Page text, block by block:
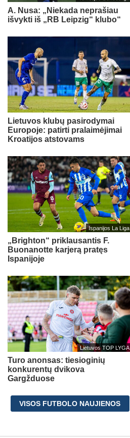
A. Nusa: „Niekada neprašiau
išvykti iš „RB Leipzig“ klubo“
Lietuvos klubų pasirodymai
Europoje: patirti pralaimėjimai
Kroatijos atstovams
Ispanijos La Liga
„Brighton“ priklausantis F.
Buonanotte karjerą pratęs
Ispanijoje
Lietuvos TOP LYGA
Turo anonsas: tiesioginių
konkurentų dvikova
Gargžduose
VISOS FUTBOLO NAUJIENOS